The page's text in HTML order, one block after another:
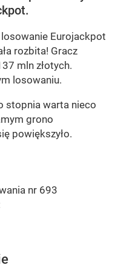
Eurojackpot
rozbita! Gracz
mln złotych.
losowaniu.
stopnia warta nieco
grono
powiększyło.
nr 693